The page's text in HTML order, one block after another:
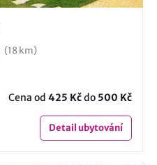
(18 km)
Cena od 425 Kčdo 500 Kč
Detailubytování